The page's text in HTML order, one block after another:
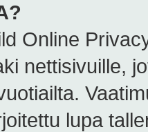
Online
nettisivuille,
lupa